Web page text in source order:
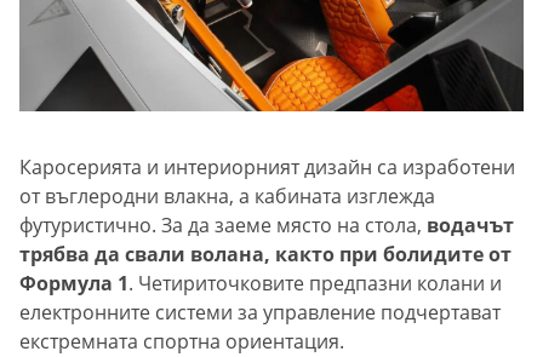
Каросерията и интериорният дизайн са изработени
от въглеродни влакна, а кабината изглежда
футуристично. За да заеме място на стола, водачът
трябва да свали волана, както при болидите от
Формула 1. Четириточковите предпазни колани и
електронните системи за управление подчертават
екстремната спортна ориентация.